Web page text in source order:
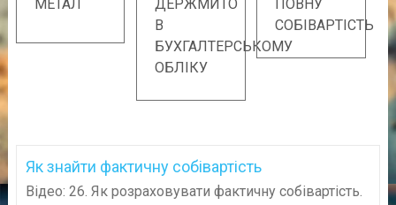
МЕТАЛ
ДЕРЖМИТО
В
БУХГАЛТЕРСЬКОМУ
ОБЛІКУ
ПОВНУ
СОБІВАРТІСТЬ
Як знайти фактичну собівартість
Відео: 26. Як розраховувати фактичну собівартість.